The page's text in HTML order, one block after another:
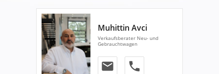
Muhittin Avci
Verkaufsberater Neu- und
Gebrauchtwagen
email phone